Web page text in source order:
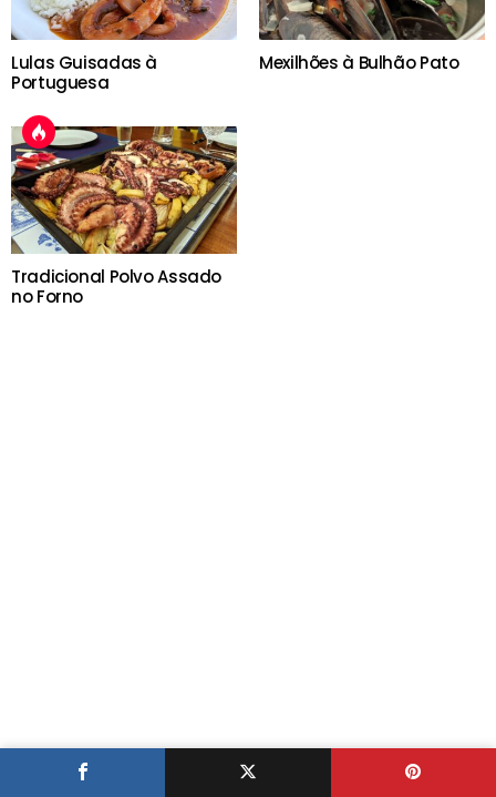
Lulas Guisadas à
Portuguesa
Mexilhões à Bulhão Pato
Tradicional Polvo Assado
no Forno